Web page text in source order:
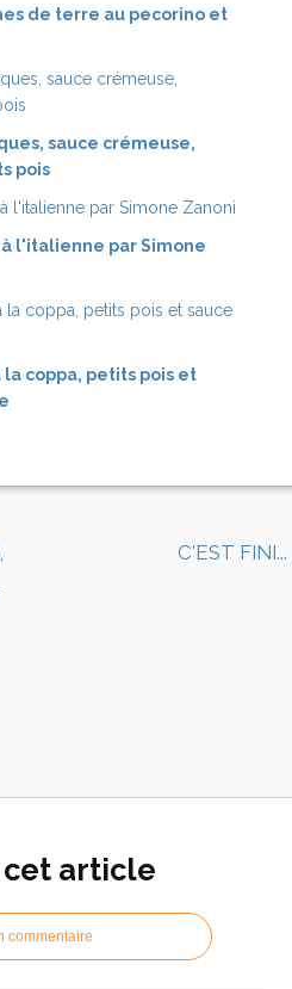
de terre au pecorino et
sauce crémeuse,
pois
l'italienne par Simone
coppa, petits pois et
C'EST FINI...
article
commentaire